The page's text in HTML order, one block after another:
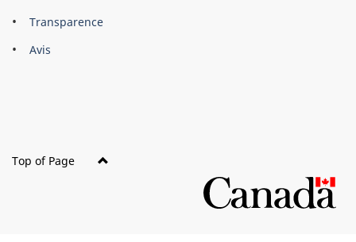
About
this
Brand
Transparence
Avis
Top of Page